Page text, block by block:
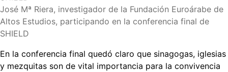
José Mª Riera, investigador de la Fundación Euroárabe de
Altos Estudios, participando en la conferencia final de
SHIELD
En la conferencia final quedó claro que sinagogas, iglesias
y mezquitas son de vital importancia para la convivencia